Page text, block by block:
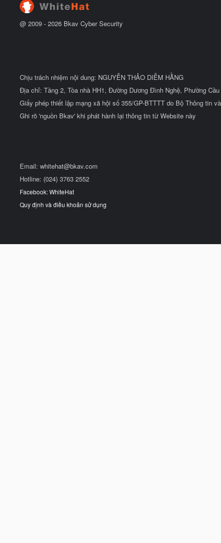
@ 2009 - 2026 Bkav Cyber Security
Chịu trách nhiệm nội dung: NGUYỄN THẢO DIỄM HẰNG
Địa chỉ: Tầng 2, Tòa nhà HH1, Đường Dương Đình Nghệ, Phường
Giấy phép thiết lập mạng xã hội số 355/GP-BTTTT do Bộ Thông tin
Ghi rõ 'nguồn Bkav' khi phát hành lại thông tin từ Website này
Email: whitehat@bkav.com
Hotline: (024) 3763 2552
Facebook: WhiteHat
Quy định và điều khoản sử dụng